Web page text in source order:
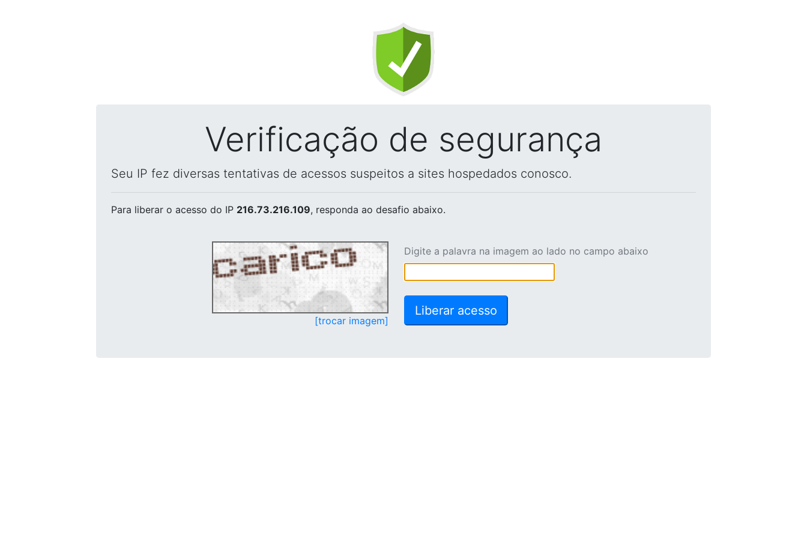
Verificação de segurança
Seu IP fez diversas tentativas de acessos suspeitos a sites hospedados conosco.
Para liberar o acesso do IP 216.73.216.109, responda ao desafio abaixo.
[trocar imagem]
Digite a palavra na imagem ao lado no campo abaixo